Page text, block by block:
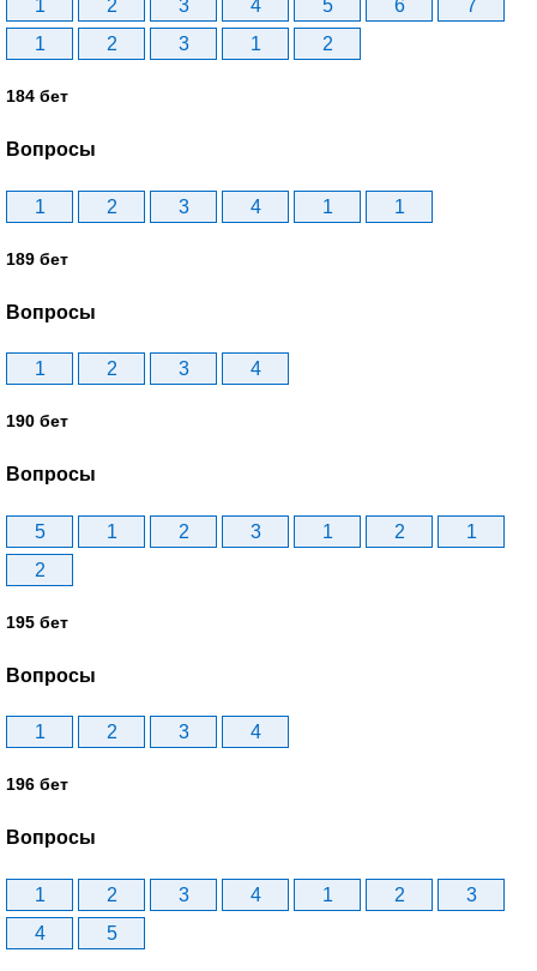
1 2 3 4 5 6
7
1
2 3 1 2
184 бет
Вопросы
1 2 3 4 1 1
189 бет
Вопросы
1 2 3 4
190 бет
Вопросы
5 1 2 3 1 2
1
2
195 бет
Вопросы
1 2 3 4
196 бет
Вопросы
1 2 3 4 1 2
3
4
5